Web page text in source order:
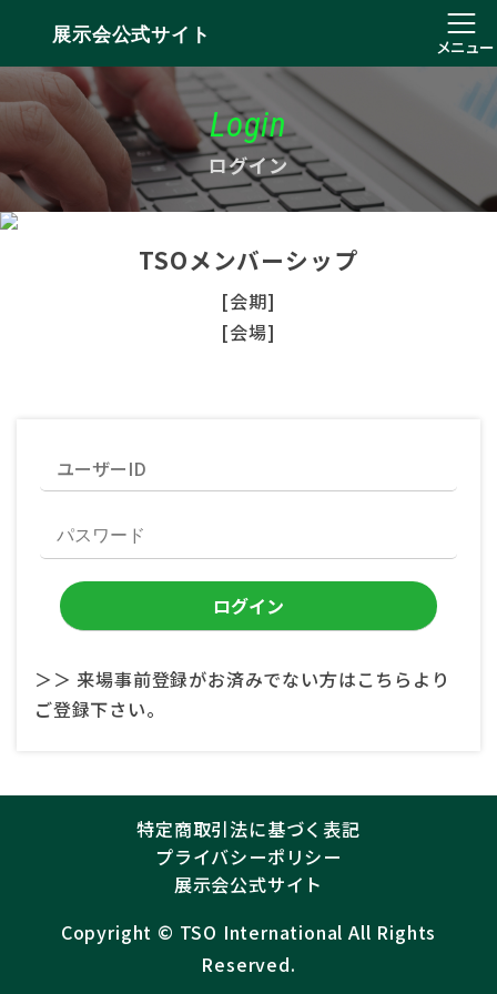
展示会公式サイト
メニュー
Login
ログイン
TSOメンバーシップ
[会期]
[会場]
＞＞ 来場事前登録がお済みでない方はこちらより
ご登録下さい。
特定商取引法に基づく表記
プライバシーポリシー
展示会公式サイト
Copyright ©︎ TSO International All Rights
Reserved.